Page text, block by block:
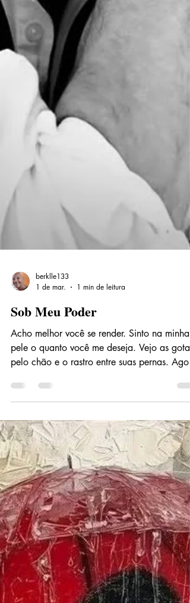
1 de mar.
1 min de leitura
Sob Meu Poder
Acho melhor você se render. Sinto na minha
pelo chão e o rastro entre suas pernas.
peço silêncio, eu vou te castigar. Minha
na sua orelha e pelo seu corpo a desenhar.
vou te machucar, devagarinho colocar tudo
dentro do limite que você possa aguentar.
Seus lábios vou beijar enquanto seu calor
sentir, molhado, gostoso, dentro, bem assim,
prazeroso, delicioso, babadinho e gostoso.
Gemidos loucos, insanidade além do